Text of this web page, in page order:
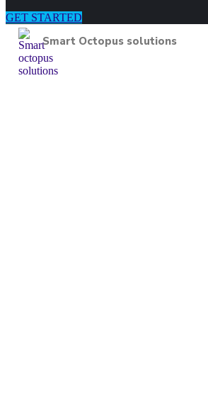
GET STARTED